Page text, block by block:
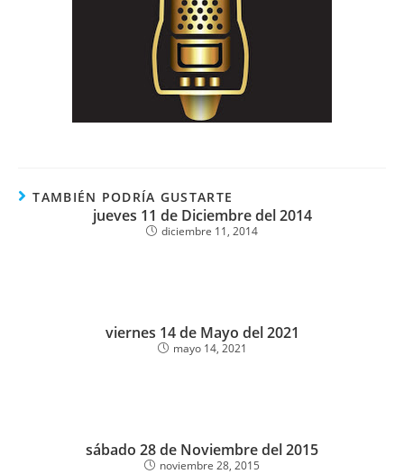
TAMBIÉN PODRÍA GUSTARTE
jueves 11 de Diciembre del 2014
diciembre 11, 2014
viernes 14 de Mayo del 2021
mayo 14, 2021
sábado 28 de Noviembre del 2015
noviembre 28, 2015